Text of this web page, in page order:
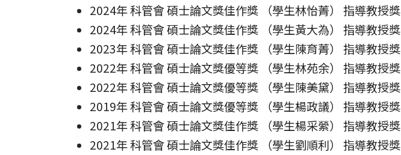
2024年 科管會 碩士論文獎佳作獎 （學生林怡菁） 指導教授獎
2024年 科管會 碩士論文獎佳作獎 （學生黃大為） 指導教授獎
2023年 科管會 碩士論文獎佳作獎 （學生陳育菁） 指導教授獎
2022年 科管會 碩士論文獎優等獎 （學生林苑余） 指導教授獎
2022年 科管會 碩士論文獎優等獎 （學生陳美黛） 指導教授獎
2019年 科管會 碩士論文獎優等獎 （學生楊政議） 指導教授獎
2021年 科管會 碩士論文獎佳作獎 （學生楊采縈） 指導教授獎
2021年 科管會 碩士論文獎佳作獎 （學生劉順利） 指導教授獎